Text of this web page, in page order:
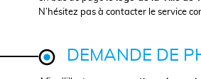
N’hésitez pas à contacter le service
DEMANDE DE